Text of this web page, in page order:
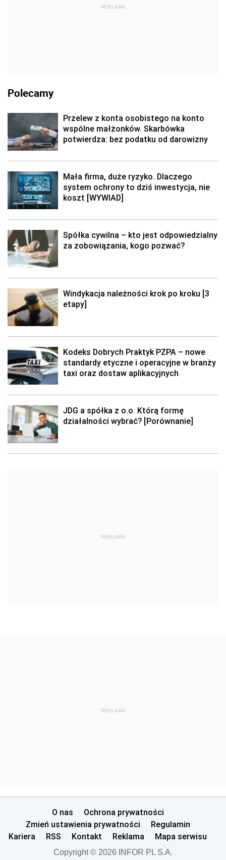
REKLAMA
Polecamy
Przelew z konta osobistego na konto
wspólne małżonków. Skarbówka
potwierdza: bez podatku od darowizny
Mała firma, duże ryzyko. Dlaczego
system ochrony to dziś inwestycja, nie
koszt [WYWIAD]
Spółka cywilna – kto jest odpowiedzialny
za zobowiązania, kogo pozwać?
Windykacja należności krok po kroku [3
etapy]
Kodeks Dobrych Praktyk PZPA – nowe
standardy etyczne i operacyjne w branży
taxi oraz dostaw aplikacyjnych
JDG a spółka z o.o. Którą formę
działalności wybrać? [Porównanie]
REKLAMA
REKLAMA
O nas
Ochrona prywatności
Zmień ustawienia prywatności
Regulamin
Kariera
RSS Kontakt Reklama Mapa serwisu
Copyright © 2026 INFOR PL S.A.